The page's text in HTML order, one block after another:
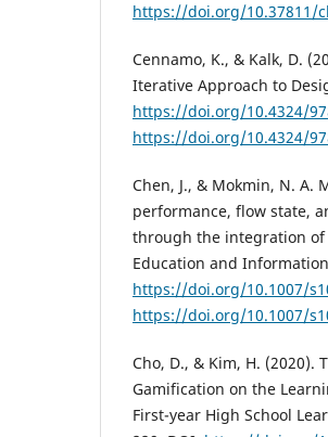
https://doi.org/10.37811/
Cennamo, K., & Kalk, D.
Iterative Approach to
https://doi.org/10.4324/
https://doi.org/10.4324/
Chen, J., & Mokmin, N. A.
performance, flow state,
through the integration of
Education and
https://doi.org/10.1007/
https://doi.org/10.1007/
Cho, D., & Kim, H. (2020).
Gamification on the
First-year High School